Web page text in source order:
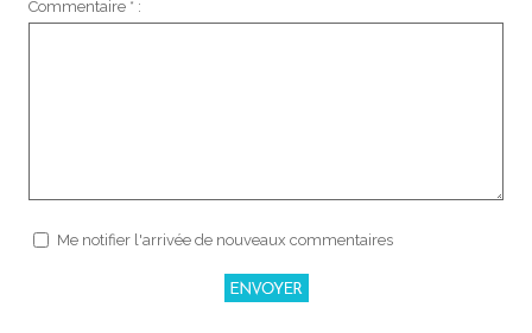
Commentaire * :
Me notifier l'arrivée de nouveaux commentaires